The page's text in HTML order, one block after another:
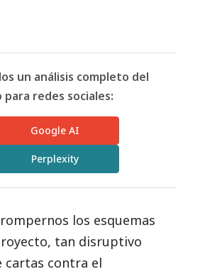
un análisis completo del
redes sociales:
Google AI
Perplexity
los esquemas
tan disruptivo
cartas contra el